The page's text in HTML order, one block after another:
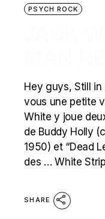
PSYCH ROCK
Hey guys, Still
vous une petite
White y joue
de Buddy Holly
1950) et “Dead
des … White
SHARE